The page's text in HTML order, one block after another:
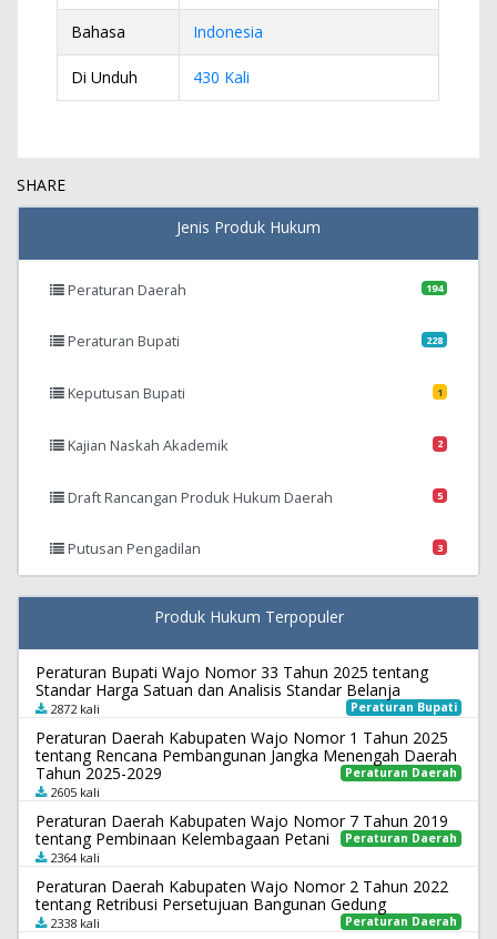
Bahasa Indonesia
Di Unduh 430 Kali
SHARE
Jenis Produk Hukum
Peraturan Daerah 194
Peraturan Bupati 228
Keputusan Bupati 1
Kajian Naskah Akademik 2
Draft Rancangan Produk Hukum Daerah 5
Putusan Pengadilan 3
Produk Hukum Terpopuler
Peraturan Bupati Wajo Nomor 33 Tahun 2025 tentang
Standar Harga Satuan dan Analisis Standar Belanja
Peraturan Bupati
2872 kali
Peraturan Daerah Kabupaten Wajo Nomor 1 Tahun 2025
tentang Rencana Pembangunan Jangka Menengah Daerah
Tahun 2025-2029
Peraturan Daerah
2605 kali
Peraturan Daerah Kabupaten Wajo Nomor 7 Tahun 2019
tentang Pembinaan Kelembagaan Petani
Peraturan Daerah
2364 kali
Peraturan Daerah Kabupaten Wajo Nomor 2 Tahun 2022
tentang Retribusi Persetujuan Bangunan Gedung
Peraturan Daerah
2338 kali